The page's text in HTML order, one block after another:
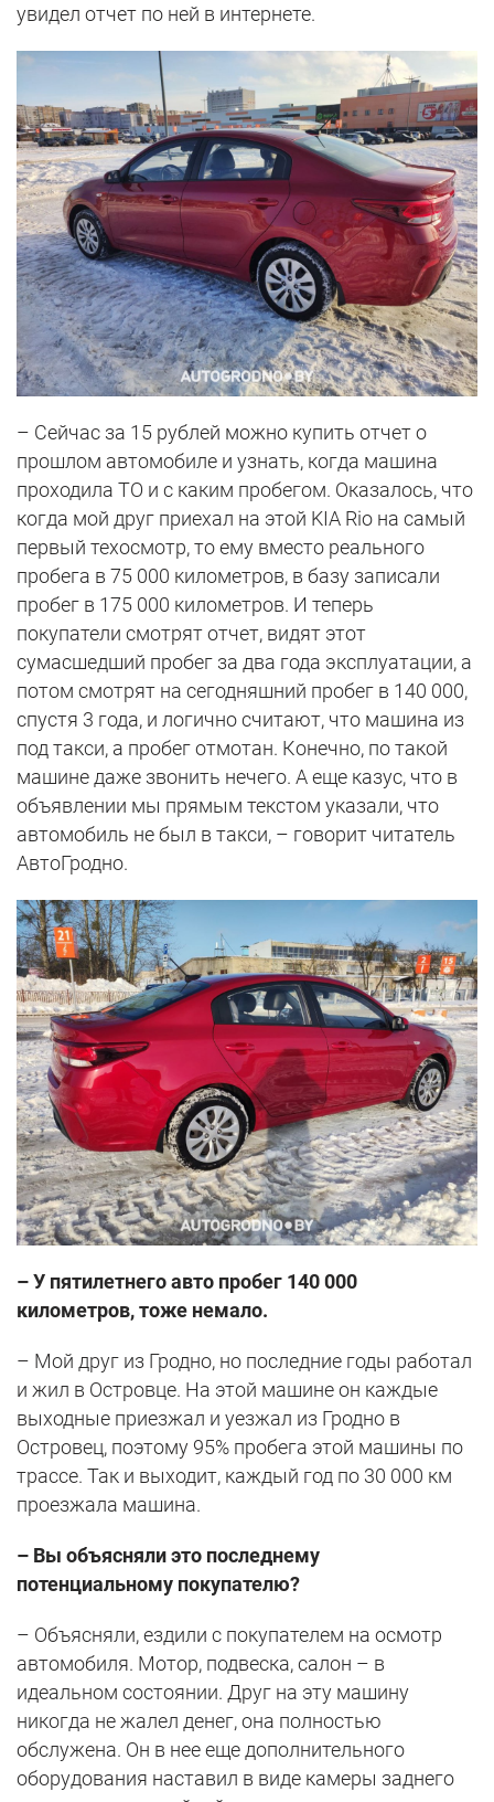
увидел отчет по ней в интернете.
– Сейчас за 15 рублей можно купить отчет о
прошлом автомобиле и узнать, когда машина
проходила ТО и с каким пробегом. Оказалось, что
когда мой друг приехал на этой KIA Rio на самый
первый техосмотр, то ему вместо реального
пробега в 75 000 километров, в базу записали
пробег в 175 000 километров. И теперь
покупатели смотрят отчет, видят этот
сумасшедший пробег за два года эксплуатации, а
потом смотрят на сегодняшний пробег в 140 000,
спустя 3 года, и логично считают, что машина из
под такси, а пробег отмотан. Конечно, по такой
машине даже звонить нечего. А еще казус, что в
объявлении мы прямым текстом указали, что
автомобиль не был в такси, – говорит читатель
АвтоГродно.
– У пятилетнего авто пробег 140 000
километров, тоже немало.
– Мой друг из Гродно, но последние годы работал
и жил в Островце. На этой машине он каждые
выходные приезжал и уезжал из Гродно в
Островец, поэтому 95% пробега этой машины по
трассе. Так и выходит, каждый год по 30 000 км
проезжала машина.
– Вы объясняли это последнему
потенциальному покупателю?
– Объясняли, ездили с покупателем на осмотр
автомобиля. Мотор, подвеска, салон – в
идеальном состоянии. Друг на эту машину
никогда не жалел денег, она полностью
обслужена. Он в нее еще дополнительного
оборудования наставил в виде камеры заднего